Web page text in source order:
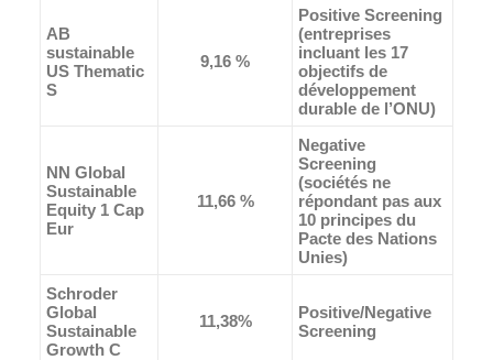
AB
sustainable
US Thematic
S
9,16 %
Positive Screening
(entreprises
incluant les 17
objectifs de
développement
durable de l’ONU)
NN Global
Sustainable
Equity 1 Cap
Eur
11,66 %
Negative
Screening
(sociétés ne
répondant pas aux
10 principes du
Pacte des Nations
Unies)
Schroder
Global
Sustainable
Growth C
11,38%
Positive/Negative
Screening